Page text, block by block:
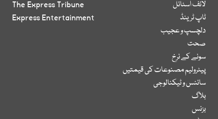
لائف اسٹائل
ٹاپ ٹرینڈ
دلچسپ و عجیب
صحت
سونے کے نرخ
پیٹرولیم مصنوعات کی قیمتیں
سائنس و ٹیکنالوجی
بلاگ
بزنس
The Express Tribune
Express Entertainment